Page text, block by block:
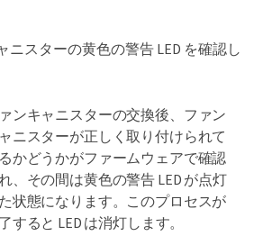
ニスターの黄色の警告 LED を確認し
ンキャニスターの交換後、ファン
ニスターが正しく取り付けられて
かどうかがファームウェアで確認
、その間は黄色の警告 LED が点灯
状態になります。このプロセスが
すると LED は消灯します。